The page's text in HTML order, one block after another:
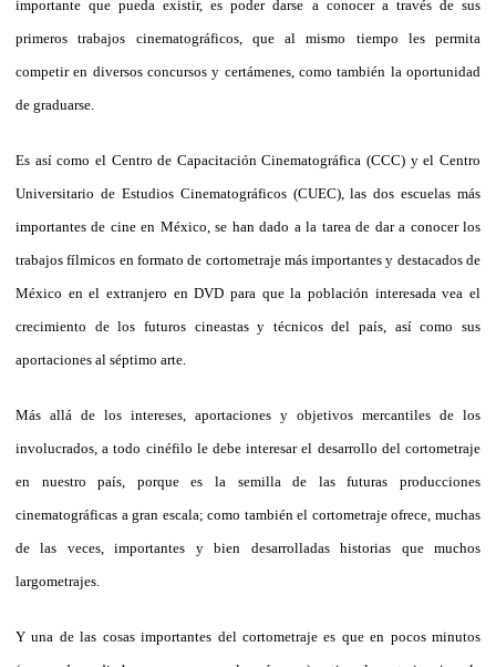
importante que pueda existir, es poder darse a conocer a través de sus
primeros trabajos cinematográficos, que al mismo tiempo les permita
competir en diversos concursos y certámenes, como también la oportunidad
de graduarse.
Es así como el Centro de Capacitación Cinematográfica (CCC) y el Centro
Universitario de Estudios Cinematográficos (CUEC), las dos escuelas más
importantes de cine en México, se han dado a la tarea de dar a conocer los
trabajos fílmicos en formato de cortometraje más importantes y destacados de
México en el extranjero en DVD para que la población interesada vea el
crecimiento de los futuros cineastas y técnicos del país, así como sus
aportaciones al séptimo arte.
Más allá de los intereses, aportaciones y objetivos mercantiles de los
involucrados, a todo cinéfilo le debe interesar el desarrollo del cortometraje
en nuestro país, porque es la semilla de las futuras producciones
cinematográficas a gran escala; como también el cortometraje ofrece, muchas
de las veces, importantes y bien desarrolladas historias que muchos
largometrajes.
Y una de las cosas importantes del cortometraje es que en pocos minutos